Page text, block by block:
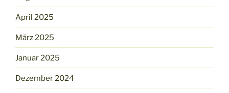
April 2025
März 2025
Januar 2025
Dezember 2024